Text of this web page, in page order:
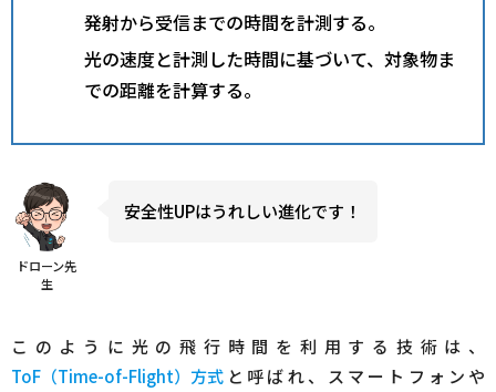
発射から受信までの時間を計測する。
光の速度と計測した時間に基づいて、対象物ま
での距離を計算する。
ドローン先
生
安全性UPはうれしい進化です！
このように光の飛行時間を利用する技術は、
ToF（Time-of-Flight）方式 と呼ばれ、スマートフォンや